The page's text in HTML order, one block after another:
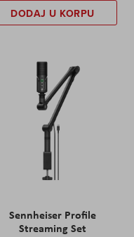
DODAJ U KORPU
Sennheiser Profile
Streaming Set